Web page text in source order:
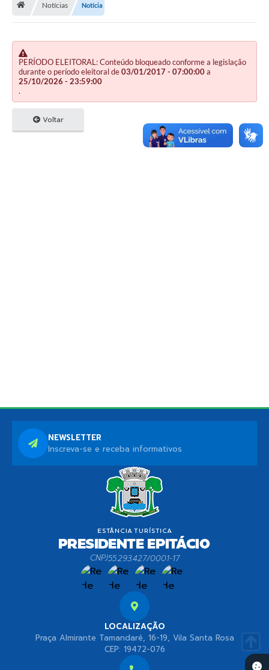
Notícias Notícia
PERÍODO ELEITORAL: Conteúdo bloqueado conforme a legislação
durante o período eleitoral de03/01/2017 - 07:00:00a
25/10/2026 - 23:59:00
.
Voltar
LOCALIZAÇÃO
Praça Almirante Tamandaré, 16-19, Vila Santa Rosa
CEP: 19472-076
CNPJ55.293.427/0001-17
NEWSLETTER
Inscreva-se e receba informativos